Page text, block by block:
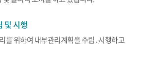
및 시행
를 위하여 내부관리계획을 수립․시행하고